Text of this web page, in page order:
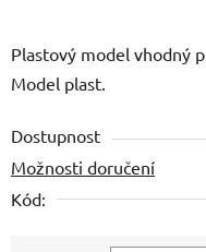
Plastový model vhodný
Model plast.
Dostupnost
Možnosti doručení
Kód: